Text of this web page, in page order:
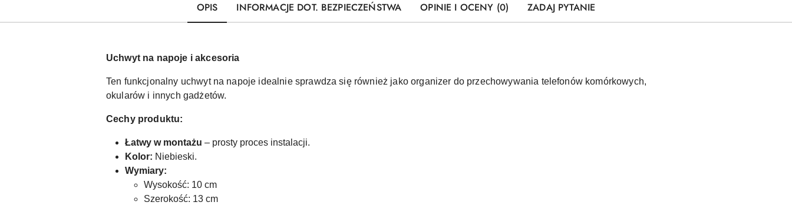
OPIS INFORMACJE DOT. BEZPIECZEŃSTWA OPINIE I OCENY (0) ZADAJ PYTANIE
Uchwyt na napoje i akcesoria
Ten funkcjonalny uchwyt na napoje idealnie sprawdza się również jako organizer do przechowywania telefonów komórkowych,
okularów i innych gadżetów.
Cechy produktu:
Łatwy w montażu – prosty proces instalacji.
Kolor: Niebieski.
Wymiary:
Wysokość: 10 cm
Szerokość: 13 cm